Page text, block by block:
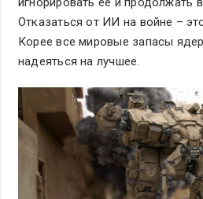
Отказаться от ИИ на войне –
Корее все мировые запасы
надеяться на лучшее.